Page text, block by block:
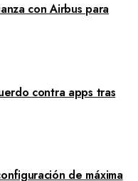
con Airbus para
contra apps tras
de máxima